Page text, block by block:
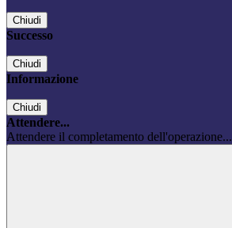
Chiudi
Successo
Chiudi
Informazione
Chiudi
Attendere...
Attendere il completamento dell'operazione...